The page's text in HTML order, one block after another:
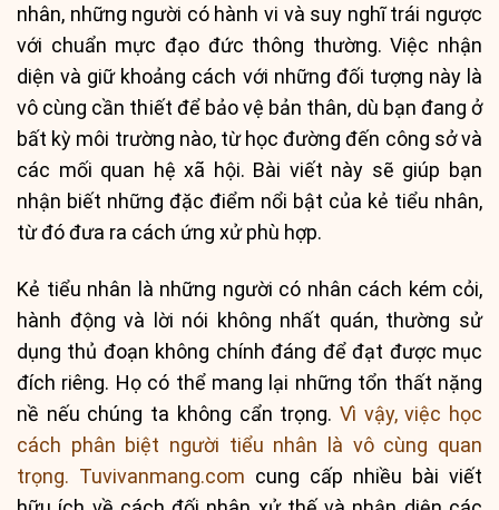
nhân, những người có hành vi và suy nghĩ trái ngược
với chuẩn mực đạo đức thông thường. Việc nhận
diện và giữ khoảng cách với những đối tượng này là
vô cùng cần thiết để bảo vệ bản thân, dù bạn đang ở
bất kỳ môi trường nào, từ học đường đến công sở và
các mối quan hệ xã hội. Bài viết này sẽ giúp bạn
nhận biết những đặc điểm nổi bật của kẻ tiểu nhân,
từ đó đưa ra cách ứng xử phù hợp.
Kẻ tiểu nhân là những người có nhân cách kém cỏi,
hành động và lời nói không nhất quán, thường sử
dụng thủ đoạn không chính đáng để đạt được mục
đích riêng. Họ có thể mang lại những tổn thất nặng
nề nếu chúng ta không cẩn trọng. Vì vậy, việc học
cách phân biệt người tiểu nhân là vô cùng quan
trọng. Tuvivanmang.com cung cấp nhiều bài viết